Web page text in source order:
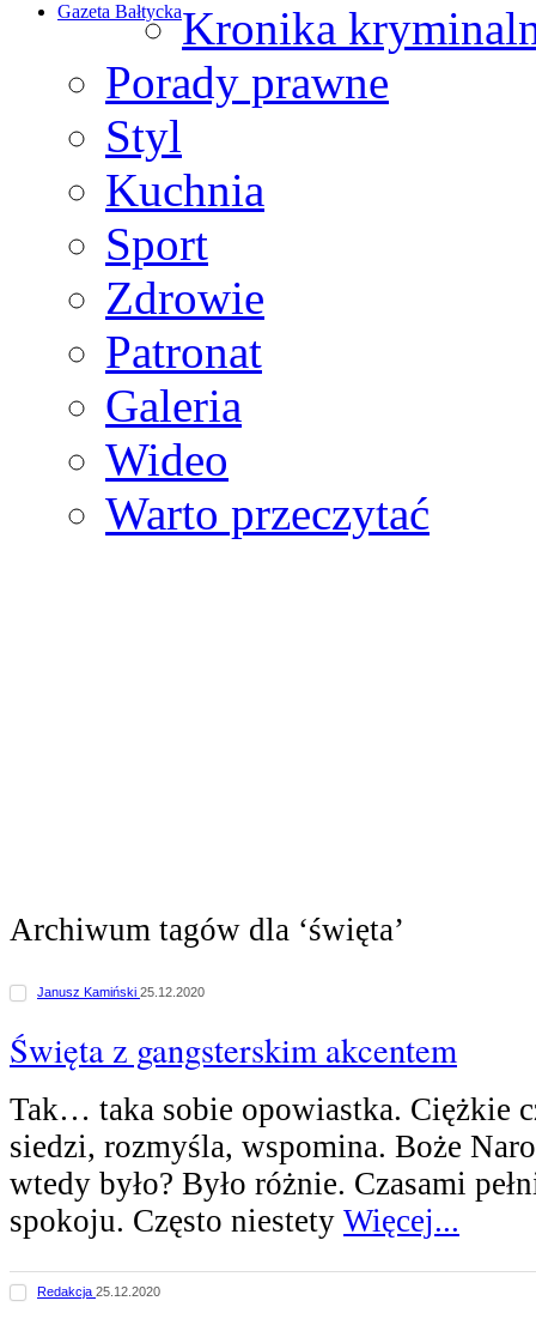
Gazeta BałtyckaKronika
Porady prawne
Styl
Kuchnia
Sport
Zdrowie
Patronat
Galeria
Wideo
Warto przeczytać
Archiwum tagów dla ‘święta’
Janusz Kamiński 25.12.2020
Święta z gangsterskim akcentem
Tak… taka sobie opowiastka. Ciężkie
siedzi, rozmyśla, wspomina. Boże
wtedy było? Było różnie. Czasami
spokoju. Często niestety Więcej...
Redakcja 25.12.2020